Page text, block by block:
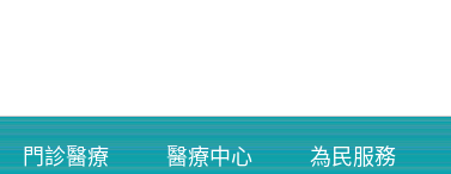
門診醫療 醫療中心 為民服務